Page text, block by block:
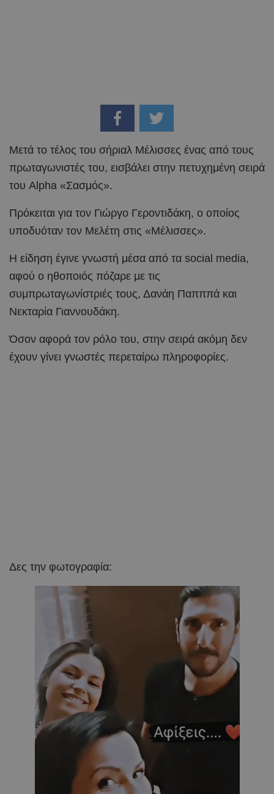
Μετά το τέλος του σήριαλ Μέλισσες ένας από τους
πρωταγωνιστές του, εισβάλει στην πετυχημένη σειρά
του Alpha «Σασμός».
Πρόκειται για τον Γιώργο Γεροντιδάκη, ο οποίος
υποδυόταν τον Μελέτη στις «Μέλισσες».
Η είδηση έγινε γνωστή μέσα από τα social media,
αφού ο ηθοποιός πόζαρε με τις
συμπρωταγωνίστριές τους, Δανάη Παπππά και
Νεκταρία Γιαννουδάκη.
Όσον αφορά τον ρόλο του, στην σειρά ακόμη δεν
έχουν γίνει γνωστές περεταίρω πληροφορίες.
Δες την φωτογραφία: